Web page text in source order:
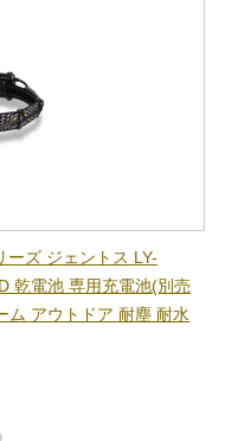
ズ ジェントス LY-
乾電池 専用充電池(別売
ム アウトドア 耐塵 耐水